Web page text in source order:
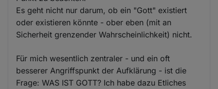
Es geht nicht nur darum, ob ein "Gott" existiert
oder existieren könnte - ober eben (mit an
Sicherheit grenzender Wahrscheinlichkeit) nicht.
Für mich wesentlich zentraler - und ein oft
besserer Angriffspunkt der Aufklärung - ist die
Frage: WAS IST GOTT? Ich habe dazu Etliches